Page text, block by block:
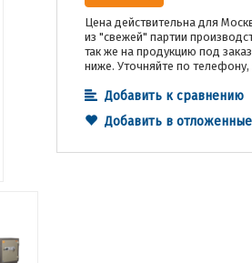
Цена действительна для
из "свежей" партии
так же на продукцию под
ниже. Уточняйте по телефону,
Добавить к сравнению
Добавить в отложенные